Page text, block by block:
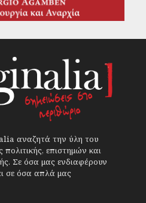
αναζητά την ύλη του
επιστημών και
Σε όσα μας ενδιαφέρουν
σε όσα απλά μας